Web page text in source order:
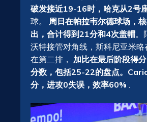
破发接近19-16时，哈克从2号
球。 周日在帕拉韦尔德球场，
出，合计得到21分和4次盖帽。
沃特接管对角线，斯科尼亚米略
在第二排， 加比在最后阶段得
分数，包括25-22的盘点。
分，进攻0失误，效率60%